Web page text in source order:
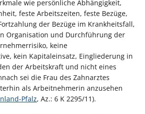
wie persönliche Abhängigkeit,
feste Arbeitszeiten, feste Bezüge,
der Bezüge im Krankheitsfall,
Organisation und Durchführung der
keine
kein Kapitaleinsatz, Eingliederung in
der Arbeitskraft und nicht eines
sei die Frau des Zahnarztes
als Arbeitnehmerin anzusehen
Pfalz, Az.: 6 K 2295/11).